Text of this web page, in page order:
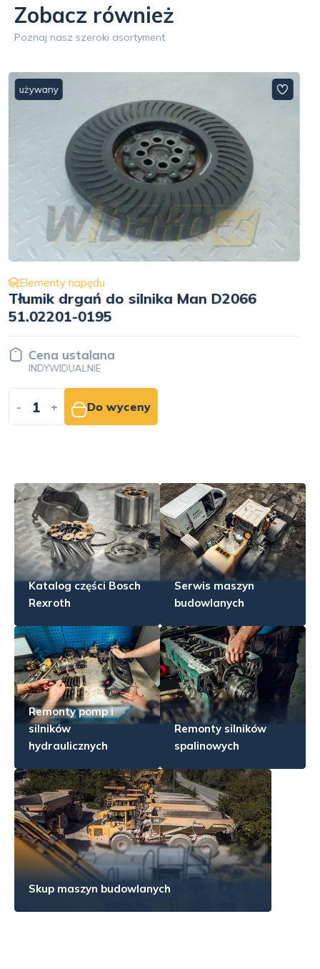
Zobacz również
Poznaj nasz szeroki asortyment
używany
Elementy napędu
Podkładka dociskowa koła zębatego
49x85x12.05mm Liebherr 11357880
Cena ustalana
INDYWIDUALNIE
+ Do wyceny
Katalog części Bosch
Rexroth
Serwis maszyn
budowlanych
Remonty pomp i
silników
hydraulicznych
Remonty silników
spalinowych
Skup maszyn budowlanych